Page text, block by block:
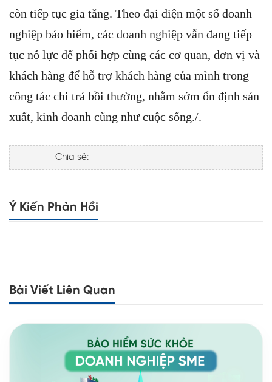
còn tiếp tục gia tăng. Theo đại diện một số doanh
nghiệp bảo hiểm, các doanh nghiệp vẫn đang tiếp
tục nỗ lực để phối hợp cùng các cơ quan, đơn vị và
khách hàng để hỗ trợ khách hàng của mình trong
công tác chi trả bồi thường, nhằm sớm ổn định sản
xuất, kinh doanh cũng như cuộc sống./.
Chia sẻ:
Ý Kiến Phản Hồi
Bài Viết Liên Quan